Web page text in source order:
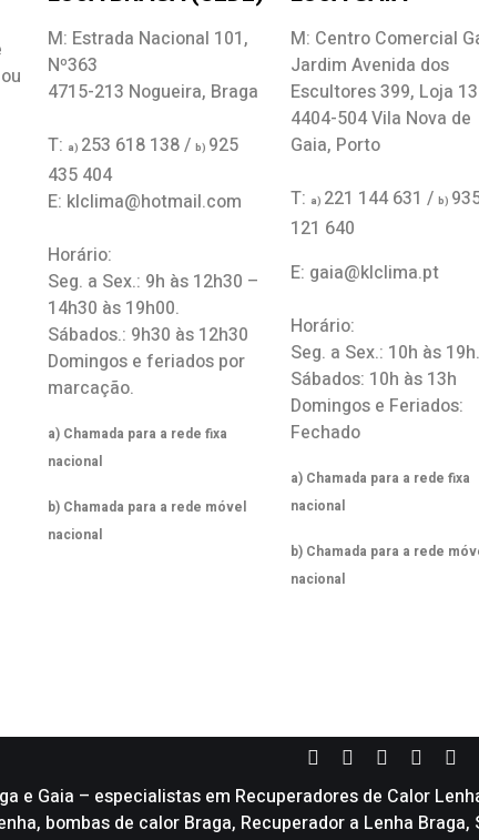
M: Estrada Nacional 101,
Nº363
4715-213 Nogueira, Braga
T: a) 253 618 138 /b) 925
435 404
E: klclima@hotmail.com
Horário:
Seg. a Sex.: 9h às 12h30 –
14h30 às 19h00.
Sábados.: 9h30 às 12h30
Domingos e feriados por
marcação.
a) Chamada para a rede fixa
nacional
b) Chamada para a rede móvel
nacional
M: Centro Comercial
Jardim Avenida dos
Escultores 399, Loja 13
4404-504 Vila Nova de
Gaia, Porto
T: a) 221 144 631 /b)
121 640
E: gaia@klclima.pt
Horário:
Seg. a Sex.: 10h às 19h.
Sábados: 10h às 13h
Domingos e Feriados:
Fechado
a) Chamada para a rede fixa
nacional
b) Chamada para a rede
nacional
e Gaia – especialistas em Recuperadores de Calor
bombas de calor Braga, Recuperador a Lenha